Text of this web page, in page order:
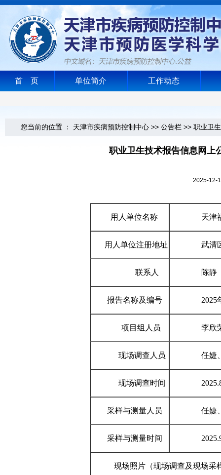
首 页 单位简介 工作动态
您当前的位置 ： 天津市疾病预防控制中心 >> 公告栏 >> 职业卫
职业卫生技术报告信息网上
2025-
用人单位名称 天津福兴
用人单位注册地址 武清区豆
联系人 陈静
报告名称及编号 2025年定
项目组人员 李欣荣
现场调查人员 任婕、
现场调查时间
采样与测量人员 任婕、邢
采样与测量时间
现场照片（现场调查及现场采